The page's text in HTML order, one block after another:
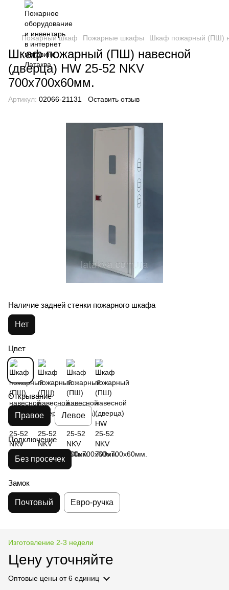
Пожарный шкаф Пожарные шкафы Шкаф пожарный (ПШ)
Шкаф пожарный (ПШ) навесной
(дверца) HW 25-52 NKV
700х700х60мм.
Артикул: 02066-21131 Оставить отзыв
Наличие задней стенки пожарного шкафа
Нет
Цвет
Открывание
Правое Левое
Подключение
Без просечек
Замок
Почтовый Евро-ручка
Изготовление 2-3 недели
Цену уточняйте
Оптовые цены от 6 единиц